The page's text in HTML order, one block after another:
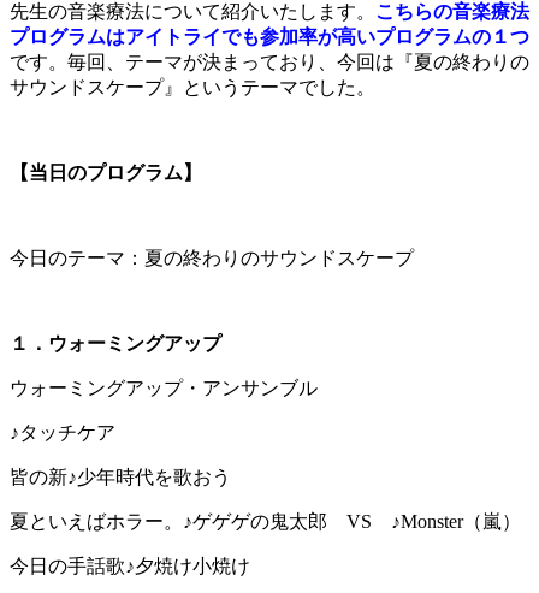
先生の音楽療法について紹介いたします。 こちらの音楽療法
プログラムはアイトライでも参加率が高いプログラムの１つ
です。毎回、テーマが決まっており、今回は『夏の終わりの
サウンドスケープ』というテーマでした。
【当日のプログラム】
今日のテーマ：夏の終わりのサウンドスケープ
１．ウォーミングアップ
ウォーミングアップ・アンサンブル
♪タッチケア
皆の新♪少年時代を歌おう
夏といえばホラー。♪ゲゲゲの鬼太郎 VS ♪Monster（嵐）
今日の手話歌♪夕焼け小焼け